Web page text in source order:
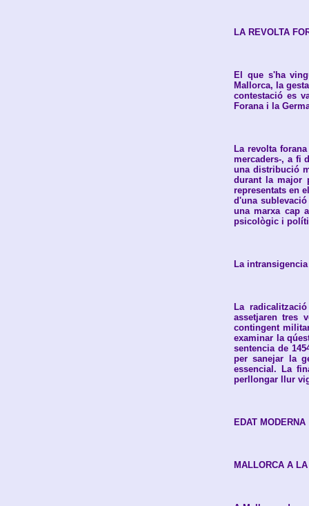
LA REVOLTA
El que s'ha
Mallorca, la
contestació es
Forana i la
La revolta
mercaders-, a fi
una distribució
durant la major
representats en
d'una
una marxa cap
psicològic i
La
La
assetjaren tres
contingent
examinar la
sentencia de
per sanejar la
essencial. La
perllongar llur
EDAT MODERNA
MALLORCA A